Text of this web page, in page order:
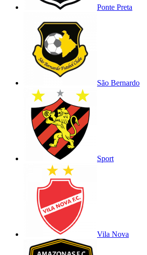
Ponte Preta
São Bernardo
Sport
Vila Nova